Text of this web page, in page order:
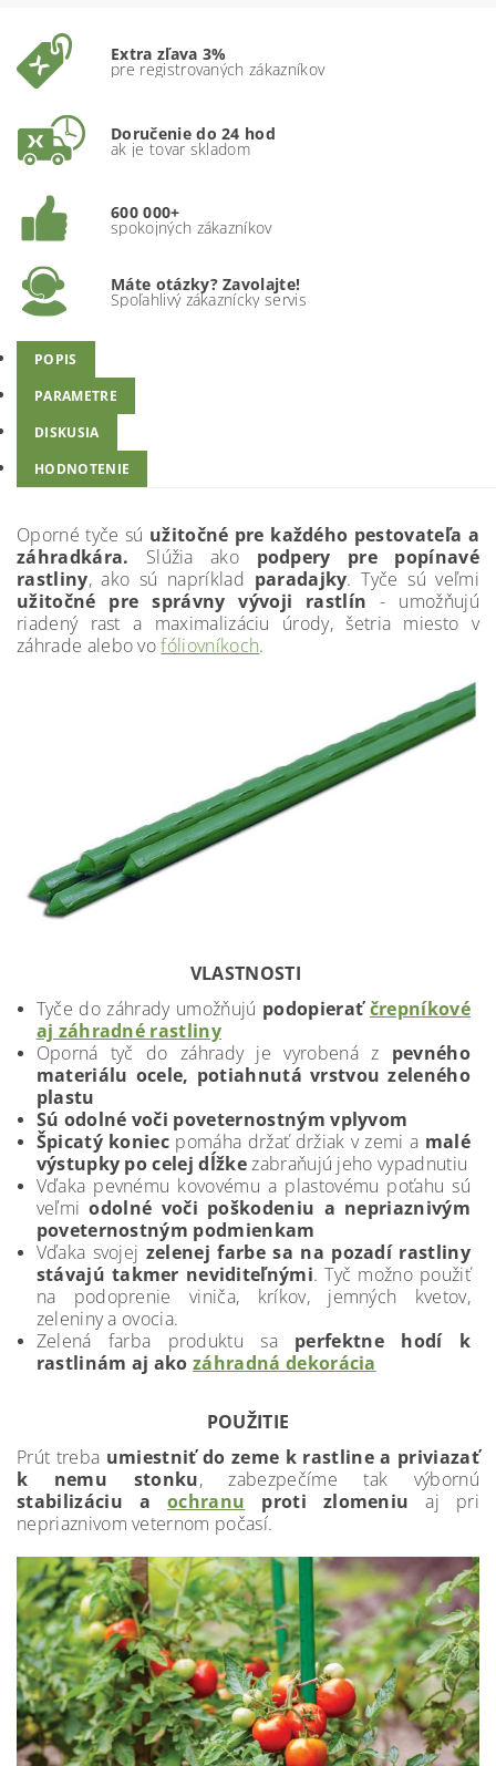
Extra zľava 3%
pre registrovaných zákazníkov
Doručenie do 24 hod
ak je tovar skladom
600 000+
spokojných zákazníkov
Máte otázky? Zavolajte!
Spoľahlivý zákaznícky servis
POPIS
PARAMETRE
DISKUSIA
HODNOTENIE
Oporné tyče sú užitočné pre každého pestovateľa a
záhradkára. Slúžia ako podpery pre popínavé
rastliny, ako sú napríklad paradajky. Tyče sú veľmi
užitočné pre správny vývoji rastlín - umožňujú
riadený rast a maximalizáciu úrody, šetria miesto v
záhrade alebo vofóliovníkoch.
VLASTNOSTI
Tyče do záhrady umožňujú podopieraťčrepníkové
aj záhradné rastliny
Oporná tyč do záhrady je vyrobená z pevného
materiálu ocele, potiahnutá vrstvou zeleného
plastu
Sú odolné voči poveternostným vplyvom
Špicatý koniec pomáha držať držiak v zemi a malé
výstupky po celej dĺžkezabraňujú jeho vypadnutiu
Vďaka pevnému kovovému a plastovému poťahu sú
veľmiodolné voči poškodeniu a nepriaznivým
poveternostným podmienkam
Vďaka svojej zelenej farbe sa na pozadí rastliny
stávajú takmer neviditeľnými. Tyč možno použiť
na podoprenie viniča, kríkov, jemných kvetov,
zeleniny a ovocia.
Zelená farba produktu sa perfektne hodí k
rastlinám aj akozáhradná dekorácia
POUŽITIE
Prút treba umiestniť do zeme k rastline a priviazať
k nemu stonku, zabezpečíme tak výbornú
stabilizáciu aochranu proti zlomeniu aj pri
nepriaznivom veternom počasí.